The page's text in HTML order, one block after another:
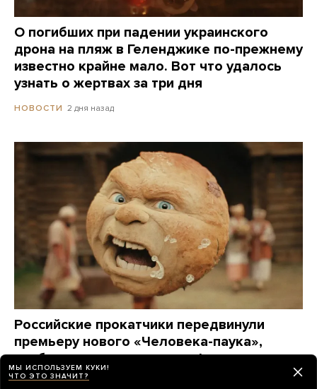
О погибших при падении украинского
дрона на пляж в Геленджике по-прежнему
известно крайне мало. Вот что удалось
узнать о жертвах за три дня
НОВОСТИ 2 дня назад
Российские прокатчики передвинули
премьеру нового «Человека-паука»,
чтобы выпустить в прокат фильм
о Колобке
МЫ ИСПОЛЬЗУЕМ КУКИ!
ЧТО ЭТО ЗНАЧИТ?